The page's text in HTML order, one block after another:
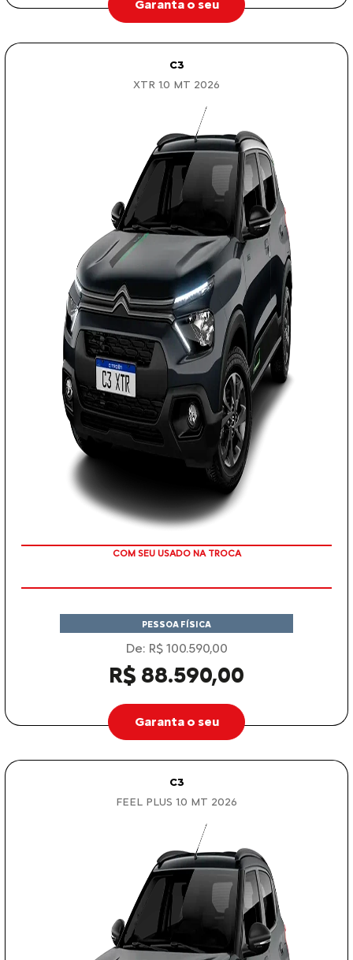
Garanta o seu
C3
XTR 1.0 MT 2026
COM SEU USADO NA TROCA
PESSOA FÍSICA
De: R$ 100.590,00
R$ 88.590,00
Garanta o seu
C3
FEEL PLUS 1.0 MT 2026